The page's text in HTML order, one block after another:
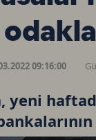
09:16:00
yeni